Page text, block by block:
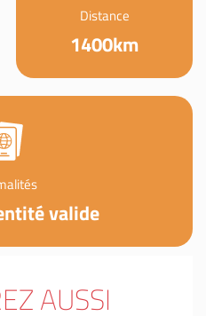
Distance
1400km
valide
AUSSI